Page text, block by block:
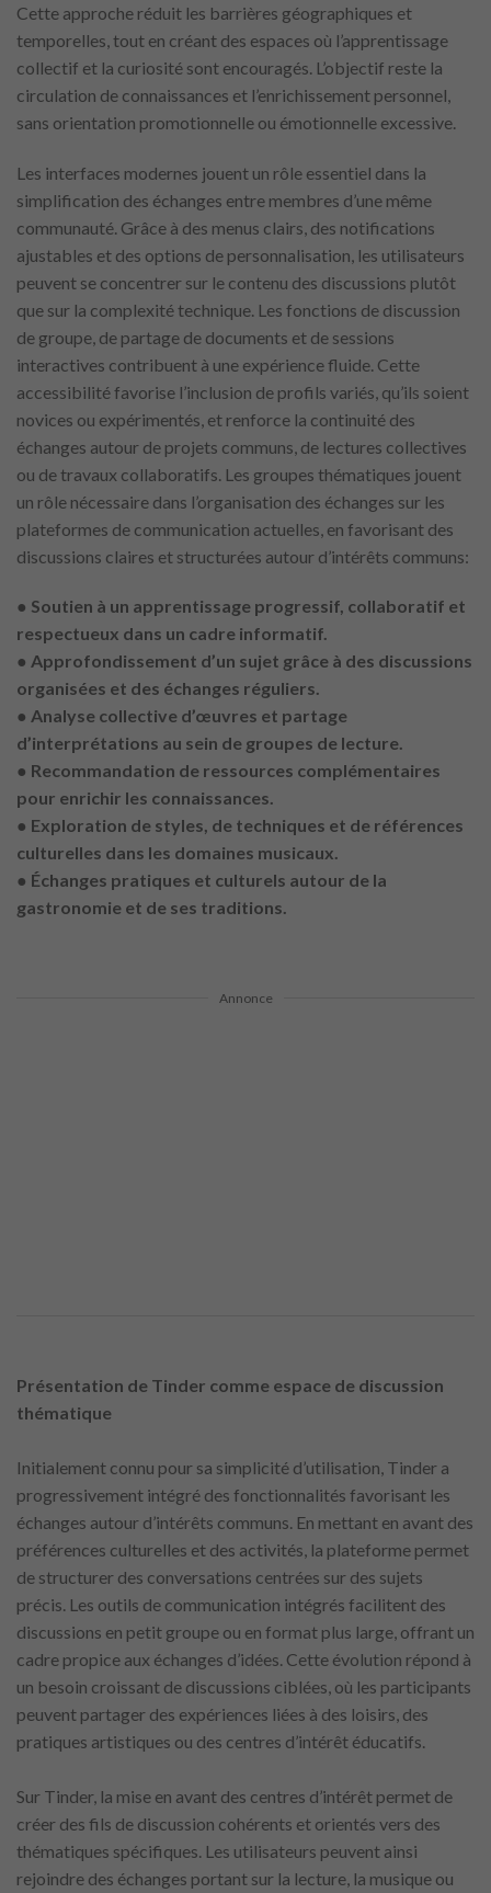
Cette approche réduit les barrières géographiques et
temporelles, tout en créant des espaces où l’apprentissage
collectif et la curiosité sont encouragés. L’objectif reste la
circulation de connaissances et l’enrichissement personnel,
sans orientation promotionnelle ou émotionnelle excessive.
Les interfaces modernes jouent un rôle essentiel dans la
simplification des échanges entre membres d’une même
communauté. Grâce à des menus clairs, des notifications
ajustables et des options de personnalisation, les utilisateurs
peuvent se concentrer sur le contenu des discussions plutôt
que sur la complexité technique. Les fonctions de discussion
de groupe, de partage de documents et de sessions
interactives contribuent à une expérience fluide. Cette
accessibilité favorise l’inclusion de profils variés, qu’ils soient
novices ou expérimentés, et renforce la continuité des
échanges autour de projets communs, de lectures collectives
ou de travaux collaboratifs. Les groupes thématiques jouent
un rôle nécessaire dans l’organisation des échanges sur les
plateformes de communication actuelles, en favorisant des
discussions claires et structurées autour d’intérêts communs:
● Soutien à un apprentissage progressif, collaboratif et
respectueux dans un cadre informatif.
● Approfondissement d’un sujet grâce à des discussions
organisées et des échanges réguliers.
● Analyse collective d’œuvres et partage
d’interprétations au sein de groupes de lecture.
● Recommandation de ressources complémentaires
pour enrichir les connaissances.
● Exploration de styles, de techniques et de références
culturelles dans les domaines musicaux.
● Échanges pratiques et culturels autour de la
gastronomie et de ses traditions.
Annonce
Présentation de Tinder comme espace de discussion
thématique
Initialement connu pour sa simplicité d’utilisation, Tinder a
progressivement intégré des fonctionnalités favorisant les
échanges autour d’intérêts communs. En mettant en avant des
préférences culturelles et des activités, la plateforme permet
de structurer des conversations centrées sur des sujets
précis. Les outils de communication intégrés facilitent des
discussions en petit groupe ou en format plus large, offrant un
cadre propice aux échanges d’idées. Cette évolution répond à
un besoin croissant de discussions ciblées, où les participants
peuvent partager des expériences liées à des loisirs, des
pratiques artistiques ou des centres d’intérêt éducatifs.
Sur Tinder, la mise en avant des centres d’intérêt permet de
créer des fils de discussion cohérents et orientés vers des
thématiques spécifiques. Les utilisateurs peuvent ainsi
rejoindre des échanges portant sur la lecture, la musique ou